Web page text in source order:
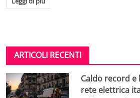
ARTICOLI RECENTI
Caldo record e
rete elettrica